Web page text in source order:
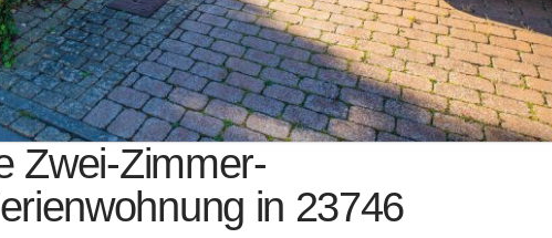
Zwei-Zimmer-
in 23746